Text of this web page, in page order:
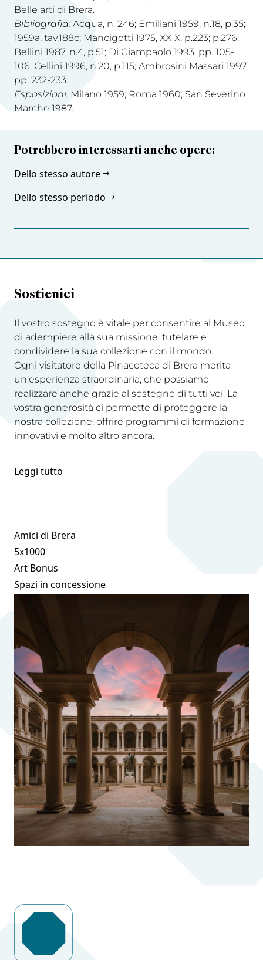
Belle arti di Brera.
Bibliografia: Acqua, n. 246; Emiliani 1959, n.18, p.35;
1959a, tav.188c; Mancigotti 1975, XXIX, p.223; p.276;
Bellini 1987, n.4, p.51; Di Giampaolo 1993, pp. 105-
106; Cellini 1996, n.20, p.115; Ambrosini Massari 1997,
pp. 232-233.
Esposizioni: Milano 1959; Roma 1960; San Severino
Marche 1987.
Potrebbero interessarti anche opere:
Dello stesso autore
Dello stesso periodo
Sostienici
Il vostro sostegno è vitale per consentire al Museo
di adempiere alla sua missione: tutelare e
condividere la sua collezione con il mondo.
Ogni visitatore della Pinacoteca di Brera merita
un’esperienza straordinaria, che possiamo
realizzare anche grazie al sostegno di tutti voi. La
vostra generosità ci permette di proteggere la
nostra collezione, offrire programmi di formazione
innovativi e molto altro ancora.
Leggi tutto
Amici di Brera
5x1000
Art Bonus
Spazi in concessione